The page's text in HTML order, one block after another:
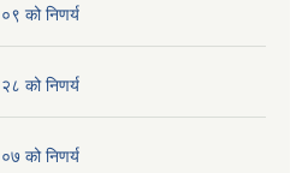
को निणर्य
को निणर्य
को निणर्य